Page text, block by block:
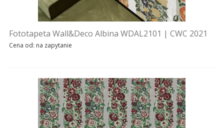
TAPETY RALPH LAUREN
TAPETY MIND THE GAP
TYNK DEKORACYJNY
DODATKI
Fototapeta Wall&Deco Albina WDAL2101 | CWC 2021
Cena od: na zapytanie